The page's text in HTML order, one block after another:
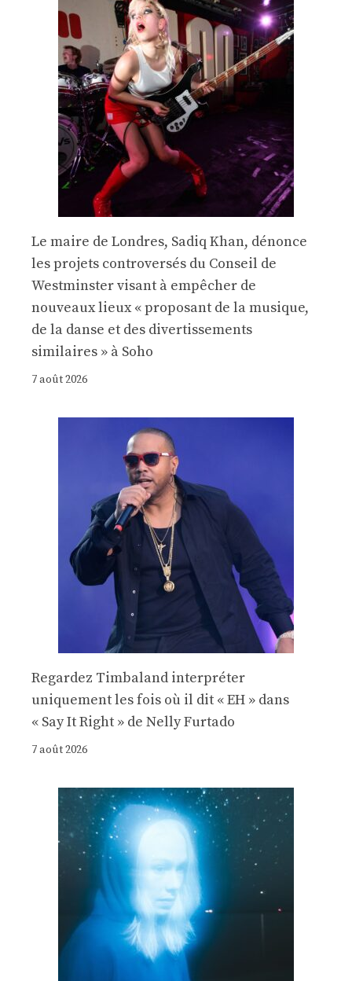
Le maire de Londres, Sadiq Khan, dénonce
les projets controversés du Conseil de
Westminster visant à empêcher de
nouveaux lieux « proposant de la musique,
de la danse et des divertissements
similaires » à Soho
7 août 2026
Regardez Timbaland interpréter
uniquement les fois où il dit « EH » dans
« Say It Right » de Nelly Furtado
7 août 2026